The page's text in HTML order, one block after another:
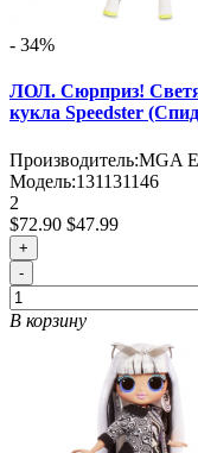
- 34%
ЛОЛ. Сюрприз!
кукла Speedster
Производитель:MGA
Модель:131131146
2
$72.90 $47.99
+
-
В корзину